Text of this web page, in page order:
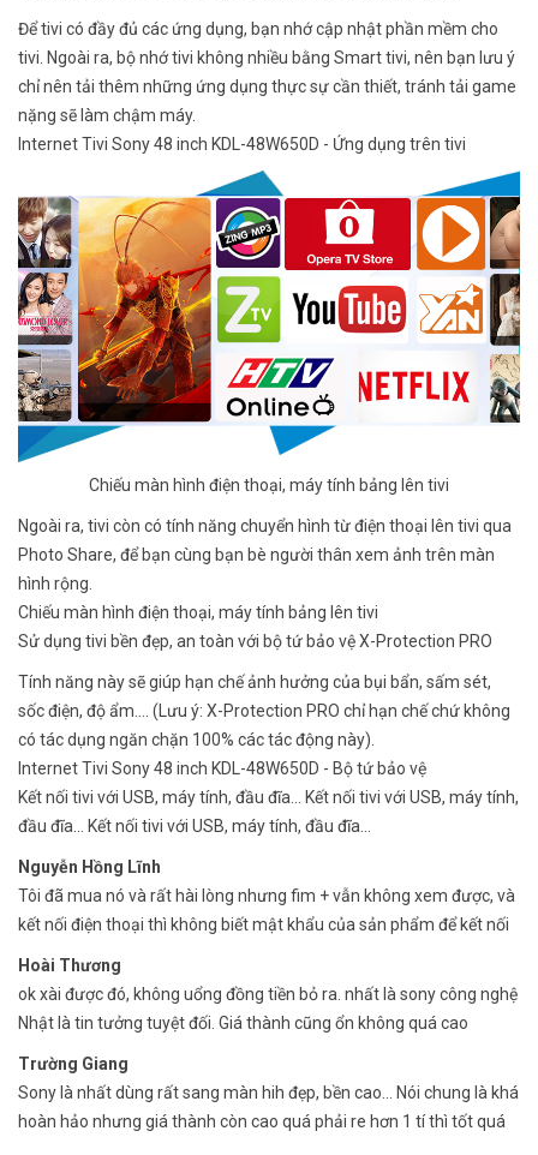
Để tivi có đầy đủ các ứng dụng, bạn nhớ cập nhật phần mềm cho
tivi. Ngoài ra, bộ nhớ tivi không nhiều bằng Smart tivi, nên bạn lưu ý
chỉ nên tải thêm những ứng dụng thực sự cần thiết, tránh tải game
nặng sẽ làm chậm máy.
Internet Tivi Sony 48 inch KDL-48W650D - Ứng dụng trên tivi
Chiếu màn hình điện thoại, máy tính bảng lên tivi
Ngoài ra, tivi còn có tính năng chuyển hình từ điện thoại lên tivi qua
Photo Share, để bạn cùng bạn bè người thân xem ảnh trên màn
hình rộng.
Chiếu màn hình điện thoại, máy tính bảng lên tivi
Sử dụng tivi bền đẹp, an toàn với bộ tứ bảo vệ X-Protection PRO
Tính năng này sẽ giúp hạn chế ảnh hưởng của bụi bẩn, sấm sét,
sốc điện, độ ẩm.... (Lưu ý: X-Protection PRO chỉ hạn chế chứ không
có tác dụng ngăn chặn 100% các tác động này).
Internet Tivi Sony 48 inch KDL-48W650D - Bộ tứ bảo vệ
Kết nối tivi với USB, máy tính, đầu đĩa... Kết nối tivi với USB, máy tính,
đầu đĩa... Kết nối tivi với USB, máy tính, đầu đĩa...
Nguyễn Hồng Lĩnh
Tôi đã mua nó và rất hài lòng nhưng fim + vẫn không xem được, và
kết nối điện thoại thì không biết mật khẩu của sản phẩm để kết nối
Hoài Thương
ok xài được đó, không uổng đồng tiền bỏ ra. nhất là sony công nghệ
Nhật là tin tưởng tuyệt đối. Giá thành cũng ổn không quá cao
Trường Giang
Sony là nhất dùng rất sang màn hih đẹp, bền cao... Nói chung là khá
hoàn hảo nhưng giá thành còn cao quá phải re hơn 1 tí thì tốt quá